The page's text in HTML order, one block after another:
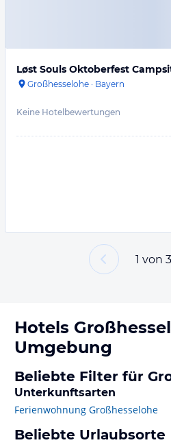
Løst Souls Oktoberfest
Großhesselohe · Bayern
Keine Hotelbewertungen
1 von 3
Hotels
Umgebung
Beliebte Filter für
Unterkunftsarten
Ferienwohnung Großhesselohe
Beliebte Urlaubsorte